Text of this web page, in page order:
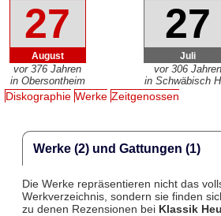
27
August
vor 376 Jahren
in Obersontheim
27
Juli
vor 306 Jahren
in Schwäbisch
Diskographie Werke Zeitgenossen
Werke (2) und Gattungen (1)
Die Werke repräsentieren nicht das
Werkverzeichnis, sondern sie finden
zu denen Rezensionen bei Klassik